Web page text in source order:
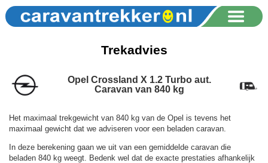
Trekadvies
Opel Crossland X 1.2 Turbo aut.
Caravan van 840 kg
Het maximaal trekgewicht van 840 kg van de Opel is tevens het
maximaal gewicht dat we adviseren voor een beladen caravan.
In deze berekening gaan we uit van een gemiddelde caravan die
beladen 840 kg weegt. Bedenk wel dat de exacte prestaties afhankelijk